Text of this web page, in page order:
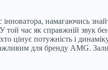
інноватора, намагаючись
час як справжній звук
цінує потужність і
для бренду AMG.